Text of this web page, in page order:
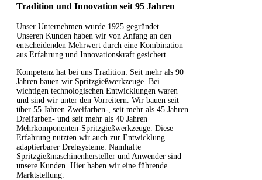
Tradition und Innovation seit 95 Jahren
Unser Unternehmen wurde 1925 gegründet.
Unseren Kunden haben wir von Anfang an den
entscheidenden Mehrwert durch eine Kombination
aus Erfahrung und Innovationskraft gesichert.
Kompetenz hat bei uns Tradition: Seit mehr als 90
Jahren bauen wir Spritzgießwerkzeuge. Bei
wichtigen technologischen Entwicklungen waren
und sind wir unter den Vorreitern. Wir bauen seit
über 55 Jahren Zweifarben-, seit mehr als 45 Jahren
Dreifarben- und seit mehr als 40 Jahren
Mehrkomponenten-Spritzgießwerkzeuge. Diese
Erfahrung nutzten wir auch zur Entwicklung
adaptierbarer Drehsysteme. Namhafte
Spritzgießmaschinenhersteller und Anwender sind
unsere Kunden. Hier haben wir eine führende
Marktstellung.